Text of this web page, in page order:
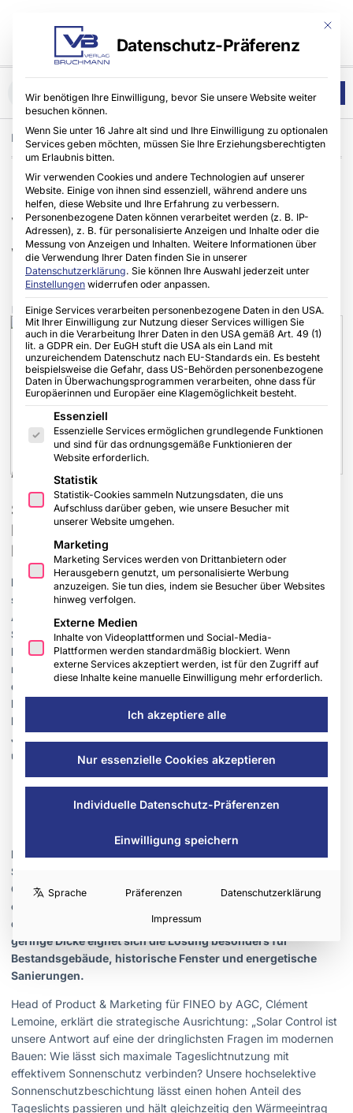
Home Architekten & Planer, FINEO
FINEO Solar Control
Vakuumglas für sommerlichen
Wärmeschutz, Energieeffizienz
und Fenstersanierung
Verlag Bruchmann 02.06.2026
Bild: FINEO by AGC
Sonnenschutzglas mit hoher
Lichttransmission und Wärmedämmung auf
Dreifachglas-Niveau
Die steigende Zahl an Hitzewellen in Europa rückt das Thema
sommerlicher Wärmeschutz ganz oben auf die Agenda von
Architekten, Bauherren und Stadtplanern. Mit dem
Sonnenschutzglas Solar Control unterstreicht der belgische
Hersteller FINEO by AGC, dass die Vakuumisolierglas-Serie
mehr kann als Räume vor Überhitzung zu schützen: Durch
die Reduzierung des Kühlenergieverbrauchs senkt sie CO
Emissionen, und mit vollständig recycelbaren, bleifreien
Materialien sowie einer Lebensdauer von mindestens 60
Jahren leistet sie einen Beitrag zum Klimaschutz, der weit
über die Gebäudehülle hinausgeht.
Bild: FINEO by AGC
FINEO Solar Control ist ein Vakuumisolierglas mit
Sonnenschutzbeschichtung für Neubau und Sanierung. Das
Glas kombiniert eine Lichttransmission von 73 Prozent mit
einem g-Wert von 0,41 und erreicht Wärmedämmwerte auf
dem Niveau moderner Dreifachverglasungen. Durch seine
geringe Dicke eignet sich die Lösung besonders für
Bestandsgebäude, historische Fenster und energetische
Sanierungen.
Head of Product & Marketing für FINEO by AGC, Clément
Lemoine, erklärt die strategische Ausrichtung: „Solar Control ist
unsere Antwort auf eine der dringlichsten Fragen im modernen
Bauen: Wie lässt sich maximale Tageslichtnutzung mit
effektivem Sonnenschutz verbinden? Unsere hochselektive
Sonnenschutzbeschichtung lässt einen hohen Anteil des
Tageslichts passieren und hält gleichzeitig den Wärmeeintrag
Mit
Datenschutz-Präferenz
Wir benötigen Ihre Einwilligung, bevor Sie unsere Website weiter
besuchen können.
Wenn Sie unter 16 Jahre alt sind und Ihre Einwilligung zu optionalen
Services geben möchten, müssen Sie Ihre Erziehungsberechtigten
um Erlaubnis bitten.
Wir verwenden Cookies und andere Technologien auf unserer
Website. Einige von ihnen sind essenziell, während andere uns
helfen, diese Website und Ihre Erfahrung zu verbessern.
Personenbezogene Daten können verarbeitet werden (z. B. IP-
Adressen), z. B. für personalisierte Anzeigen und Inhalte oder die
Messung von Anzeigen und Inhalten. Weitere Informationen über
die Verwendung Ihrer Daten finden Sie in unserer
Datenschutzerklärung. Sie können Ihre Auswahl jederzeit unter
Einstellungen widerrufen oder anpassen.
Einige Services verarbeiten personenbezogene Daten in den USA.
Mit Ihrer Einwilligung zur Nutzung dieser Services willigen Sie
auch in die Verarbeitung Ihrer Daten in den USA gemäß Art. 49 (1)
lit. a GDPR ein. Der EuGH stuft die USA als ein Land mit
unzureichendem Datenschutz nach EU-Standards ein. Es besteht
beispielsweise die Gefahr, dass US-Behörden personenbezogene
Daten in Überwachungsprogrammen verarbeiten, ohne dass für
Europäerinnen und Europäer eine Klagemöglichkeit besteht.
Es folgt eine Liste der Service-Gruppen, für die eine
Essenziell
Essenzielle Services ermöglichen grundlegende Funktionen
und sind für das ordnungsgemäße Funktionieren der
Website erforderlich.
Statistik
Statistik-Cookies sammeln Nutzungsdaten, die uns
Aufschluss darüber geben, wie unsere Besucher mit
unserer Website umgehen.
Marketing
Marketing Services werden von Drittanbietern oder
Herausgebern genutzt, um personalisierte Werbung
anzuzeigen. Sie tun dies, indem sie Besucher über Websites
hinweg verfolgen.
Externe Medien
Inhalte von Videoplattformen und Social-Media-
Plattformen werden standardmäßig blockiert. Wenn
externe Services akzeptiert werden, ist für den Zugriff auf
diese Inhalte keine manuelle Einwilligung mehr erforderlich.
Ich akzeptiere alle
Nur essenzielle Cookies akzeptieren
Individuelle Datenschutz-Präferenzen
Einwilligung speichern
Sprache Präferenzen Datenschutzerklärung
Impressum